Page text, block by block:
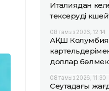
Италиядан
тексеруді
08 тамыз 2026, 12:14
АҚШ
доллар бөлмек
08 тамыз 2026, 11:30
Сеутадағы